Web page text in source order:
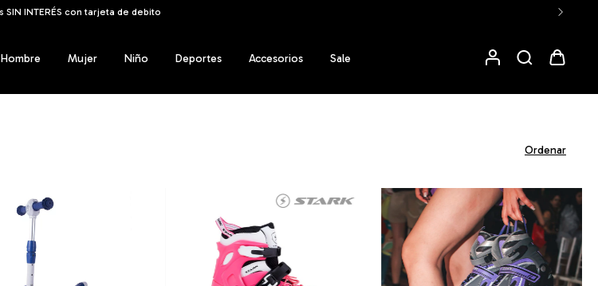
ENVÍOS GRATIS A TODO EL PAÍS a partir de los $159.999
Hombre Mujer Niño Deportes Accesorios Sale
Ordenar